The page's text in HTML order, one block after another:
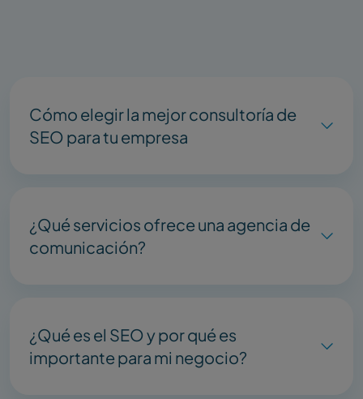
Cómo elegir la mejor consultoría de
SEO para tu empresa
¿Qué servicios ofrece una agencia de
comunicación?
¿Qué es el SEO y por qué es
importante para mi negocio?